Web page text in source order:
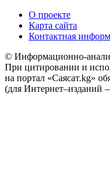
О проекте
Карта сайта
Контактная
© Информационно-
При цитировании и
на портал «Саясат.kg»
(для Интернет–изданий